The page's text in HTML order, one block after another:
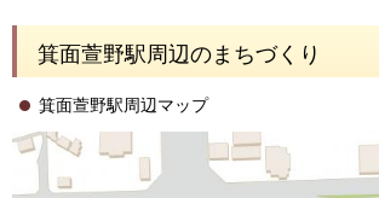
箕面萱野駅周辺のまちづくり
箕面萱野駅周辺マップ